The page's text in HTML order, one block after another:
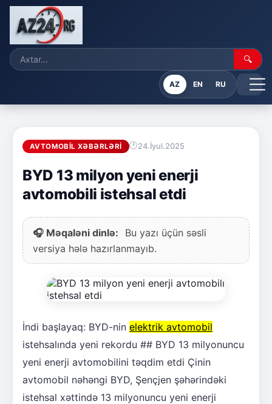
🔍
AZ EN RU
AVTOMOBIL XƏBƏRLƏRI 24.İyul.2025
BYD 13 milyon yeni enerji
avtomobili istehsal etdi
🎧 Məqaləni dinlə:
Bu yazı üçün səsli
versiya hələ hazırlanmayıb.
İndi başlayaq: BYD-nin elektrik avtomobil
istehsalında yeni rekordu ## BYD 13 milyonuncu
yeni enerji avtomobilini təqdim etdi Çinin
avtomobil nəhəngi BYD, Şençjen şəhərindəki
istehsal xəttində 13 milyonuncu yeni enerji